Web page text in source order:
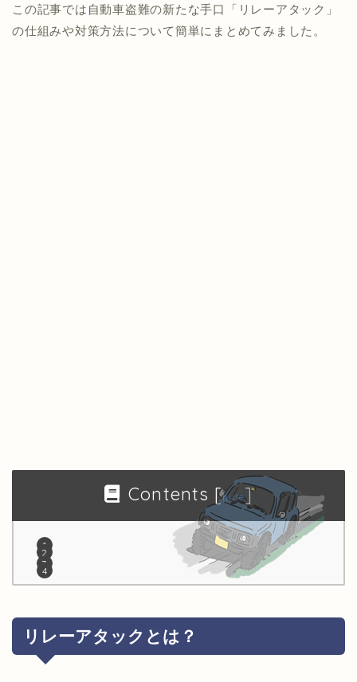
この記事では自動車盗難の新たな手口「リレーアタック」
の仕組みや対策方法について簡単にまとめてみました。
Contents [hide]
リレーアタックとは？